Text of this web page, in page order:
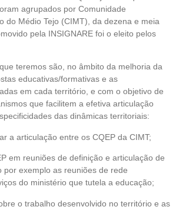
agrupados por Comunidade
do Médio Tejo (CIMT), da dezena e meia
pela INSIGNARE foi o eleito pelos
teremos são, no âmbito da melhoria da
educativas/formativas e as
em cada território, e com o objetivo de
que facilitem a efetiva articulação
das dinâmicas territoriais:
a articulação entre os CQEP da CIMT;
em reuniões de definição e articulação de
por exemplo as reuniões de rede
do ministério que tutela a educação;
o trabalho desenvolvido no território e as